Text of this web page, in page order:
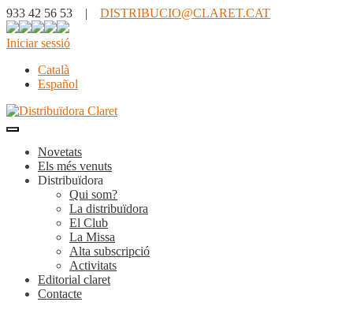
933 42 56 53 | DISTRIBUCIO@CLARET.CAT
Iniciar sessió
Català
Español
Novetats
Els més venuts
Distribuïdora
Qui som?
La distribuïdora
El Club
La Missa
Alta subscripció
Activitats
Editorial claret
Contacte